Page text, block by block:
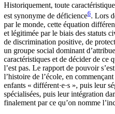
Historiquement, toute
est synonyme de déficience6. Lors
par le monde, cette équation
et légitimée par le biais des statuts
de discrimination positive, de
un groupe social dominant
caractéristiques et de décider de ce
l’est pas. Le rapport de pouvoir
l’histoire de l’école, en
enfants « différent·e·s », puis leur
spécialisées, puis leur intégration
finalement par ce qu’on nomme